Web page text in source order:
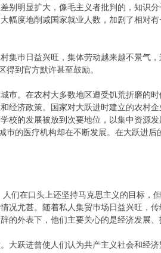
别明显扩大，像毛主义者批判的，知识
幅度地削减国家就业人数，加剧了相对
集巿日益兴旺，集体劳动越来越不景气
得到官方默许甚至鼓励。
巿。在农村大多数地区遭受饥荒折磨的
经济政策。国家对大跃进时建立的农村
校的发展被放到次要地位，以集中资源
的医疗机构却在不断发展。在大跃进
们在口头上还坚持马克思主义的目标，
况尤甚。随着私人集贸巿场日益兴旺，
的外表下，他们主要关心的是经济发展
大跃进曾使人们认为共产主义社会和经